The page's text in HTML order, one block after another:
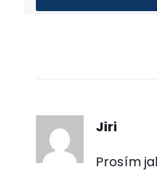
Jiri
Prosím